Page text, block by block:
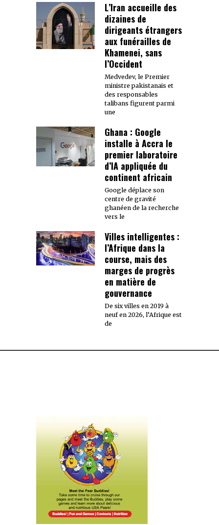
L’Iran accueille des
dizaines de
dirigeants étrangers
aux funérailles de
Khamenei, sans
l’Occident
Medvedev, le Premier
ministre pakistanais et
des responsables
talibans figurent parmi
une
Ghana : Google
installe à Accra le
premier laboratoire
d’IA appliquée du
continent africain
Google déplace son
centre de gravité
ghanéen de la recherche
vers le
Villes intelligentes :
l’Afrique dans la
course, mais des
marges de progrès
en matière de
gouvernance
De six villes en 2019 à
neuf en 2026, l’Afrique est
de